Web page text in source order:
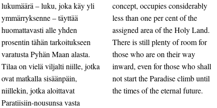
lukumäärä – luku, joka käy yli
ymmärryksenne – täyttää
huomattavasti alle yhden
prosentin tähän tarkoitukseen
varatusta Pyhän Maan alasta.
Tilaa on vielä viljalti niille, jotka
ovat matkalla sisäänpäin,
niillekin, jotka aloittavat
Paratiisiin-nousunsa vasta
concept, occupies considerably
less than one per cent of the
assigned area of the Holy Land.
There is still plenty of room for
those who are on their way
inward, even for those who shall
not start the Paradise climb until
the times of the eternal future.